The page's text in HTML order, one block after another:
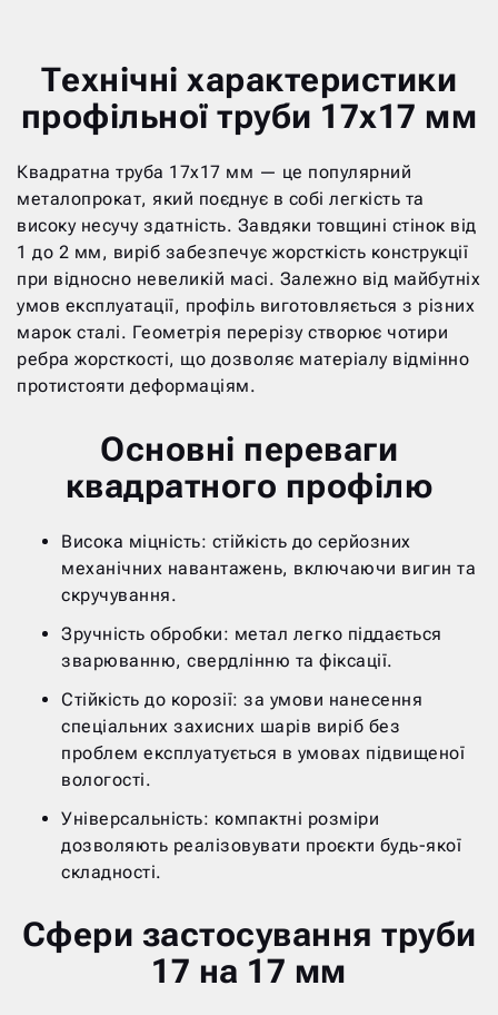
Технічні характеристики
профільної труби 17х17 мм
Квадратна труба 17х17 мм — це популярний
металопрокат, який поєднує в собі легкість та
високу несучу здатність. Завдяки товщині стінок від
1 до 2 мм, виріб забезпечує жорсткість конструкції
при відносно невеликій масі. Залежно від майбутніх
умов експлуатації, профіль виготовляється з різних
марок сталі. Геометрія перерізу створює чотири
ребра жорсткості, що дозволяє матеріалу відмінно
протистояти деформаціям.
Основні переваги
квадратного профілю
Висока міцність: стійкість до серйозних
механічних навантажень, включаючи вигин та
скручування.
Зручність обробки: метал легко піддається
зварюванню, свердлінню та фіксації.
Стійкість до корозії: за умови нанесення
спеціальних захисних шарів виріб без
проблем експлуатується в умовах підвищеної
вологості.
Універсальність: компактні розміри
дозволяють реалізовувати проєкти будь-якої
складності.
Сфери застосування труби
17 на 17 мм